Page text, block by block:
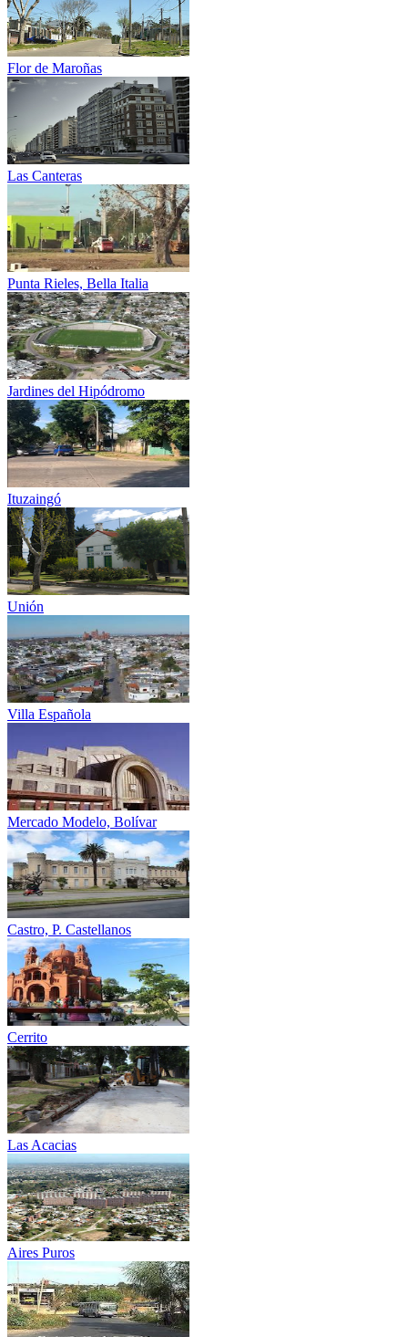
Flor de Maroñas
Las Canteras
Punta Rieles, Bella Italia
Jardines del Hipódromo
Ituzaingó
Unión
Villa Española
Mercado Modelo, Bolívar
Castro, P. Castellanos
Cerrito
Las Acacias
Aires Puros